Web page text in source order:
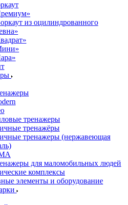
из оцилиндрованного
тренажеры
тренажёры
тренажеры (нержавеющая
для маломобильных людей
комплексы
элементы и оборудование